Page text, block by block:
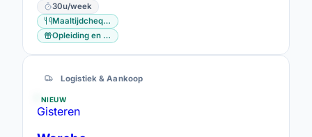
30u/week
Maaltijdcheques
Opleiding en vorming
Logistiek & Aankoop
NIEUW
Gisteren